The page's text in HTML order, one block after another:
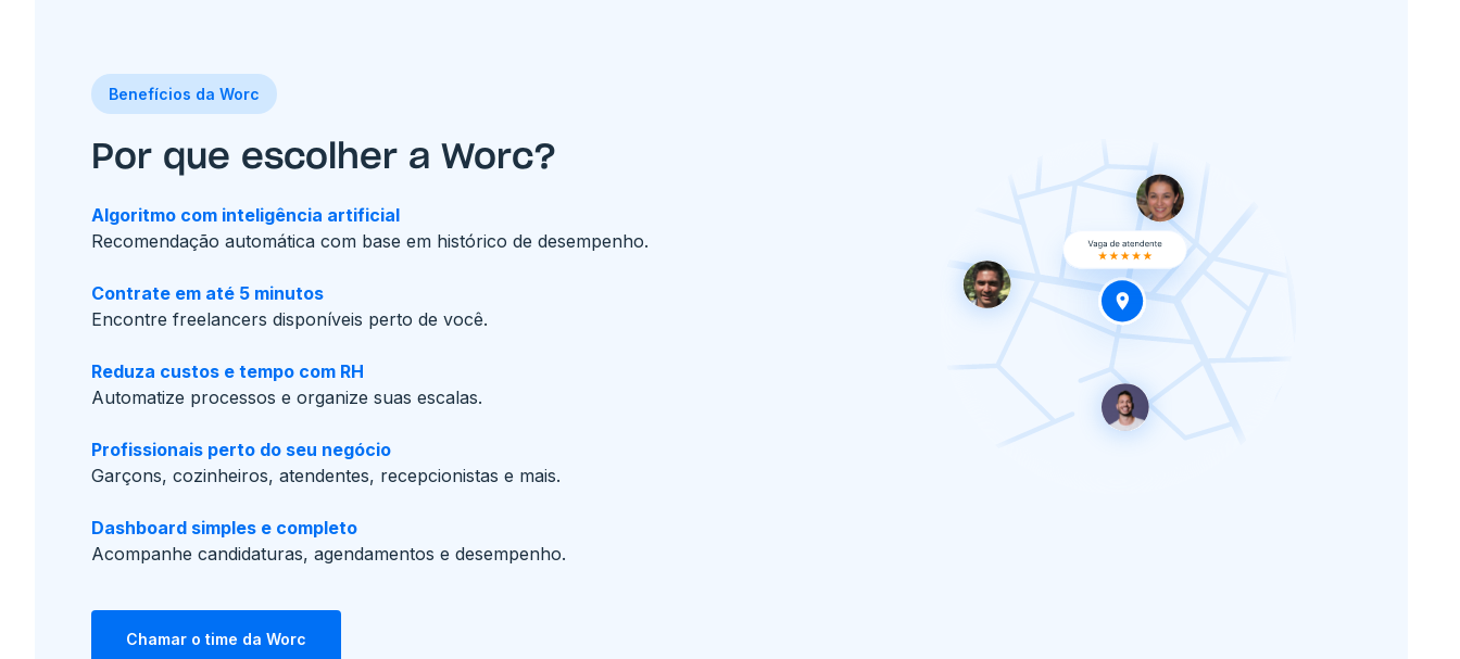
Benefícios da Worc
Por que escolher a Worc?
Algoritmo com inteligência artificial
Recomendação automática com base em histórico de desempenho.
Contrate em até 5 minutos
Encontre freelancers disponíveis perto de você.
Reduza custos e tempo com RH
Automatize processos e organize suas escalas.
Profissionais perto do seu negócio
Garçons, cozinheiros, atendentes, recepcionistas e mais.
Dashboard simples e completo
Acompanhe candidaturas, agendamentos e desempenho.
Chamar o time da Worc